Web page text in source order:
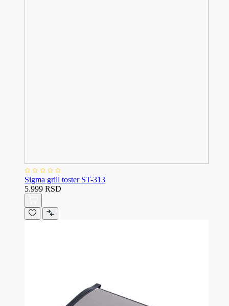
Sigma grill toster ST-313
5.999 RSD